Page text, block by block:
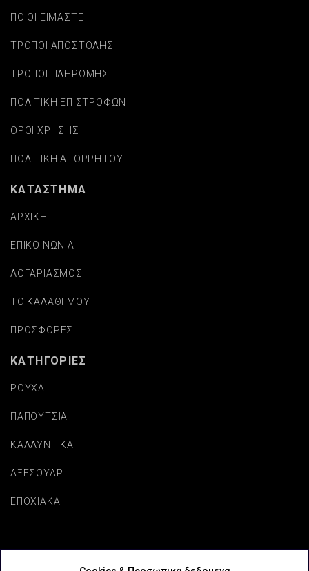
ΠΟΙΟΙ ΕΙΜΑΣΤΕ
ΤΡΟΠΟΙ ΑΠΟΣΤΟΛΗΣ
ΤΡΟΠΟΙ ΠΛΗΡΩΜΗΣ
ΠΟΛΙΤΙΚΗ ΕΠΙΣΤΡΟΦΩΝ
ΟΡΟΙ ΧΡΗΣΗΣ
ΠΟΛΙΤΙΚΗ ΑΠΟΡΡΗΤΟΥ
ΚΑΤΑΣΤΗΜΑ
ΑΡΧΙΚΗ
ΕΠΙΚΟΙΝΩΝΙΑ
ΛΟΓΑΡΙΑΣΜΟΣ
ΤΟ ΚΑΛΑΘΙ ΜΟΥ
ΠΡΟΣΦΟΡΕΣ
ΚΑΤΗΓΟΡΙΕΣ
ΡΟΥΧΑ
ΠΑΠΟΥΤΣΙΑ
ΚΑΛΛΥΝΤΙΚΑ
ΑΞΕΣΟΥΑΡ
ΕΠΟΧΙΑΚΑ